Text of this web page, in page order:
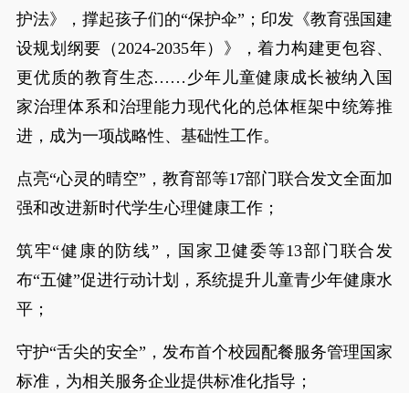
护法》，撑起孩子们的“保护伞”；印发《教育强国建
设规划纲要（2024-2035年）》，着力构建更包容、
更优质的教育生态……少年儿童健康成长被纳入国
家治理体系和治理能力现代化的总体框架中统筹推
进，成为一项战略性、基础性工作。
点亮“心灵的晴空”，教育部等17部门联合发文全面加
强和改进新时代学生心理健康工作；
筑牢“健康的防线”，国家卫健委等13部门联合发
布“五健”促进行动计划，系统提升儿童青少年健康水
平；
守护“舌尖的安全”，发布首个校园配餐服务管理国家
标准，为相关服务企业提供标准化指导；